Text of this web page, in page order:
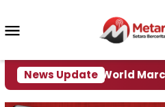
konten
News Update
Rumah World Marching